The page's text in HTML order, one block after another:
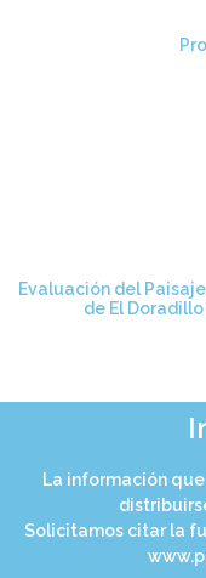
Evaluación del
de El
La información
Solicitamos citar la